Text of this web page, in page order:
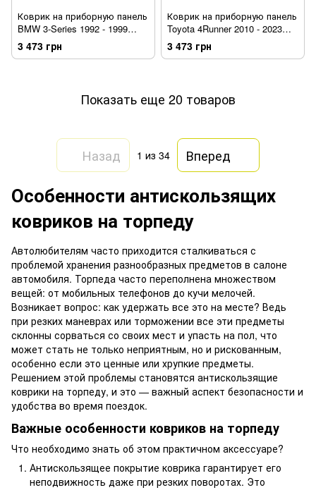
Коврик на приборную панель
BMW 3-Series 1992 - 1999
Coupe Wellvisors 3-886BM036
3 473 грн
Коврик на приборную панель
Toyota 4Runner 2010 - 2023
Wellvisors 3-886TY030
3 473 грн
Показать еще 20 товаров
Назад 1 из 34 Вперед
Особенности антискользящих
ковриков на торпеду
Автолюбителям часто приходится сталкиваться с
проблемой хранения разнообразных предметов в салоне
автомобиля. Торпеда часто переполнена множеством
вещей: от мобильных телефонов до кучи мелочей.
Возникает вопрос: как удержать все это на месте? Ведь
при резких маневрах или торможении все эти предметы
склонны сорваться со своих мест и упасть на пол, что
может стать не только неприятным, но и рискованным,
особенно если это ценные или хрупкие предметы.
Решением этой проблемы становятся антискользящие
коврики на торпеду, и это — важный аспект безопасности и
удобства во время поездок.
Важные особенности ковриков на торпеду
Что необходимо знать об этом практичном аксессуаре?
Антискользящее покрытие коврика гарантирует его
неподвижность даже при резких поворотах. Это